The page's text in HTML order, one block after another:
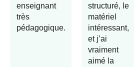
enseignant
très
pédagogique.
structuré, le
matériel
intéressant,
et j’ai
vraiment
aimé la